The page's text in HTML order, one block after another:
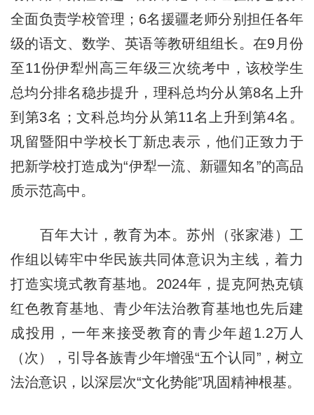
全面负责学校管理；6名援疆老师分别担任各年
级的语文、数学、英语等教研组组长。在9月份
至11份伊犁州高三年级三次统考中，该校学生
总均分排名稳步提升，理科总均分从第8名上升
到第3名；文科总均分从第11名上升到第4名。
巩留暨阳中学校长丁新忠表示，他们正致力于
把新学校打造成为“伊犁一流、新疆知名”的高品
质示范高中。
百年大计，教育为本。苏州（张家港）工
作组以铸牢中华民族共同体意识为主线，着力
打造实境式教育基地。2024年，提克阿热克镇
红色教育基地、青少年法治教育基地也先后建
成投用，一年来接受教育的青少年超1.2万人
（次），引导各族青少年增强“五个认同”，树立
法治意识，以深层次“文化势能”巩固精神根基。